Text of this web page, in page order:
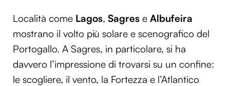
Località come Lagos, Sagres e Albufeira
mostrano il volto più solare e scenografico del
Portogallo. A Sagres, in particolare, si ha
davvero l’impressione di trovarsi su un confine:
le scogliere, il vento, la Fortezza e l’Atlantico